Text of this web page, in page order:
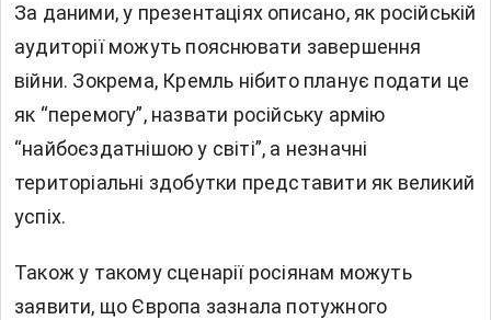
За даними, у презентаціях описано, як російській
аудиторії можуть пояснювати завершення
війни. Зокрема, Кремль нібито планує подати це
як “перемогу”, назвати російську армію
“найбоєздатнішою у світі”, а незначні
територіальні здобутки представити як великий
успіх.
Також у такому сценарії росіянам можуть
заявити, що Європа зазнала потужного